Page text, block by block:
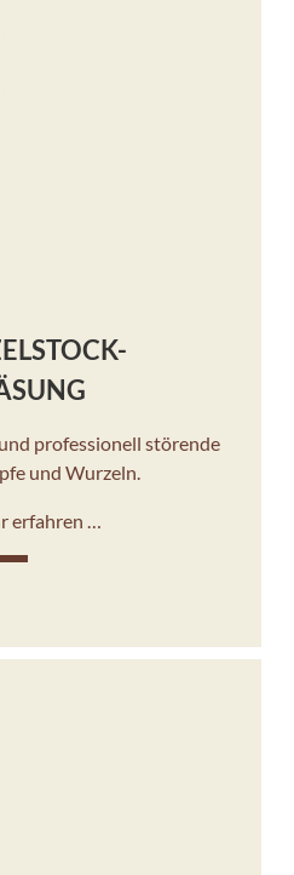
professionell störende
und Wurzeln.
erfahren …